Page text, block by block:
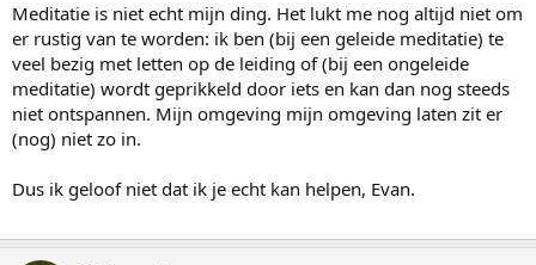
Meditatie is niet echt mijn ding. Het lukt me nog altijd niet om
er rustig van te worden: ik ben (bij een geleide meditatie) te
veel bezig met letten op de leiding of (bij een ongeleide
meditatie) wordt geprikkeld door iets en kan dan nog steeds
niet ontspannen. Mijn omgeving mijn omgeving laten zit er
(nog) niet zo in.
Dus ik geloof niet dat ik je echt kan helpen, Evan.